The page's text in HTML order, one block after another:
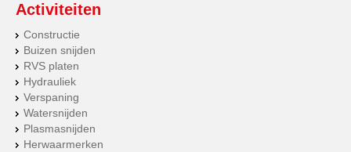
Activiteiten
Constructie
Buizen snijden
RVS platen
Hydrauliek
Verspaning
Watersnijden
Plasmasnijden
Herwaarmerken